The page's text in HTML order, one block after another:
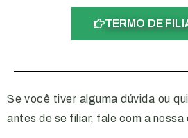
TERMO DE
Se você tiver alguma dúvida ou
antes de se filiar, fale com a nossa